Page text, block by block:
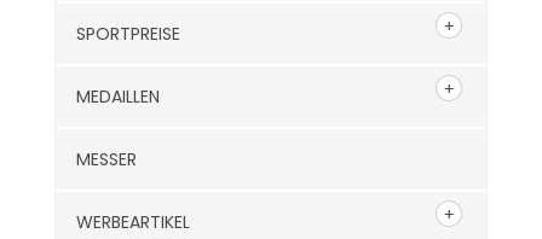
SPORTPREISE
MEDAILLEN
MESSER
WERBEARTIKEL